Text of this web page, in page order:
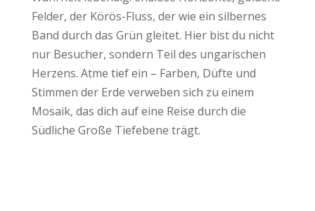
Felder, der Körös-Fluss, der wie ein silbernes
Band durch das Grün gleitet. Hier bist du nicht
nur Besucher, sondern Teil des ungarischen
Herzens. Atme tief ein – Farben, Düfte und
Stimmen der Erde verweben sich zu einem
Mosaik, das dich auf eine Reise durch die
Südliche Große Tiefebene trägt.